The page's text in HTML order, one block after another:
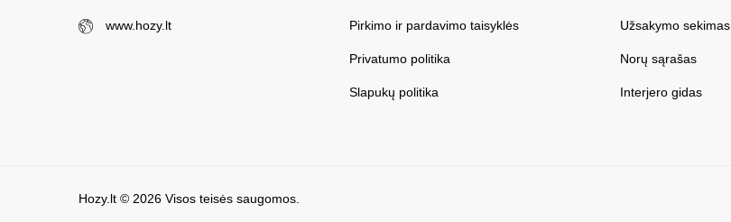
www.hozy.lt Pirkimo ir pardavimo taisyklės
Privatumo politika
Slapukų politika
Užsakymo sekimas
Norų sąrašas
Interjero gidas
Hozy.lt © 2026 Visos teisės saugomos.